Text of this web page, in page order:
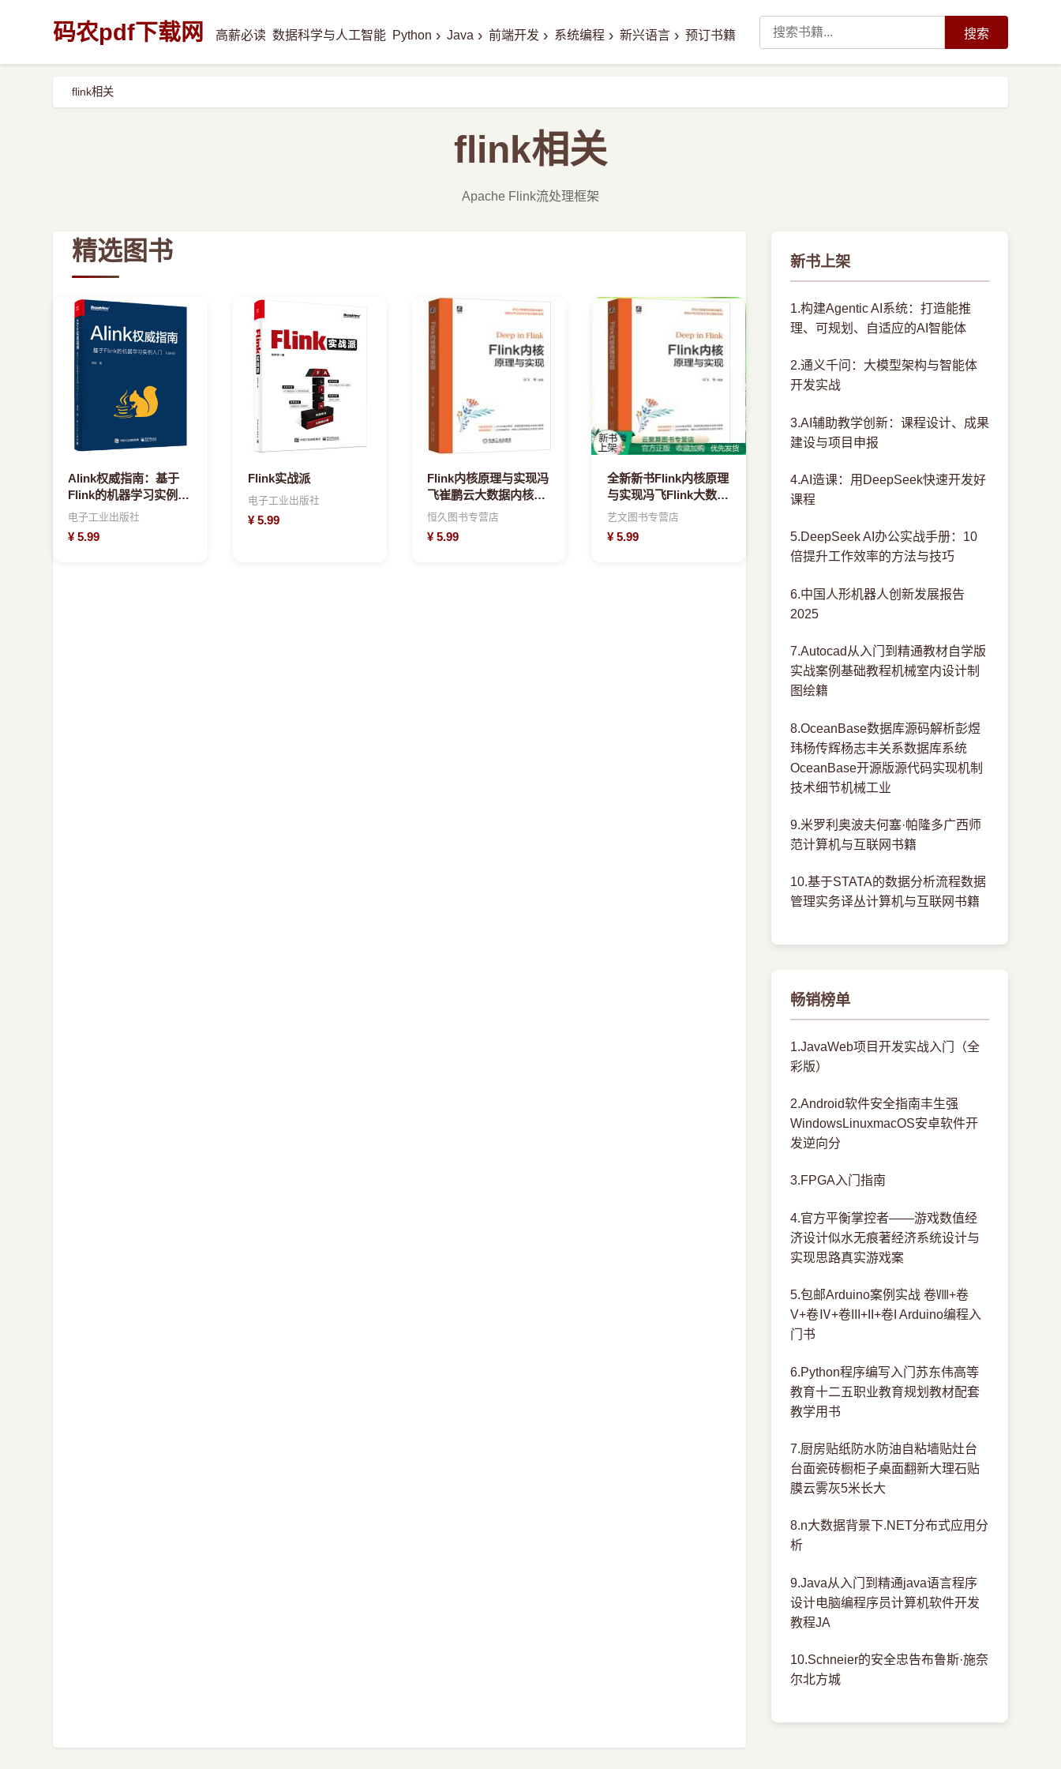
码农pdf下载网 高薪必读 数据科学与人工智能 Python › Java › 前端开发 › 系统编程 › 新兴语言 › 预订书籍 搜索
flink相关
flink相关
Apache Flink流处理框架
精选图书
Alink权威指南：基于
Flink的机器学习实例入
门
电子工业出版社
¥ 5.99
Flink实战派
电子工业出版社
¥ 5.99
Flink内核原理与实现冯
飞崔鹏云大数据内核原
理优化运维Flink数据库
恒久图书专营店
¥ 5.99
全新新书Flink内核原理
与实现冯飞Flink大数据
内核原理优化运维洞悉
艺文图书专营店
¥ 5.99
新书上架
1.构建Agentic AI系统：打造能推
理、可规划、自适应的AI智能体
2.通义千问：大模型架构与智能体
开发实战
3.AI辅助教学创新：课程设计、成果
建设与项目申报
4.AI造课：用DeepSeek快速开发好
课程
5.DeepSeek AI办公实战手册：10
倍提升工作效率的方法与技巧
6.中国人形机器人创新发展报告
2025
7.Autocad从入门到精通教材自学版
实战案例基础教程机械室内设计制
图绘籍
8.OceanBase数据库源码解析彭煜
玮杨传辉杨志丰关系数据库系统
OceanBase开源版源代码实现机制
技术细节机械工业
9.米罗利奥波夫何塞·帕隆多广西师
范计算机与互联网书籍
10.基于STATA的数据分析流程数据
管理实务译丛计算机与互联网书籍
畅销榜单
1.JavaWeb项目开发实战入门（全
彩版）
2.Android软件安全指南丰生强
WindowsLinuxmacOS安卓软件开
发逆向分
3.FPGA入门指南
4.官方平衡掌控者——游戏数值经
济设计似水无痕著经济系统设计与
实现思路真实游戏案
5.包邮Arduino案例实战 卷Ⅷ+卷
V+卷Ⅳ+卷III+II+卷I Arduino编程入
门书
6.Python程序编写入门苏东伟高等
教育十二五职业教育规划教材配套
教学用书
7.厨房贴纸防水防油自粘墙贴灶台
台面瓷砖橱柜子桌面翻新大理石贴
膜云雾灰5米长大
8.n大数据背景下.NET分布式应用分
析
9.Java从入门到精通java语言程序
设计电脑编程序员计算机软件开发
教程JA
10.Schneier的安全忠告布鲁斯·施奈
尔北方城